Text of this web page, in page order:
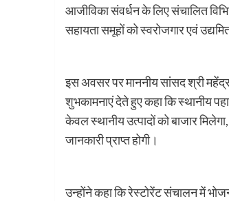
आजीविका संवर्धन के लिए संचालित
सहायता समूहों को स्वरोजगार एवं
इस अवसर पर माननीय सांसद श्री
शुभकामनाएं देते हुए कहा कि स्थानीय
केवल स्थानीय उत्पादों को बाजार
जानकारी प्राप्त होगी।
उन्होंने कहा कि रेस्टोरेंट संचालन में